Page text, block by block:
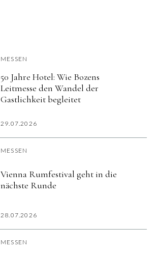
MESSEN
50 Jahre Hotel: Wie Bozens
Leitmesse den Wandel der
Gastlichkeit begleitet
29.07.2026
MESSEN
Vienna Rumfestival geht in die
nächste Runde
28.07.2026
MESSEN